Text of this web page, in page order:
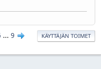
... 9 KÄYTTÄJÄN TOIMET